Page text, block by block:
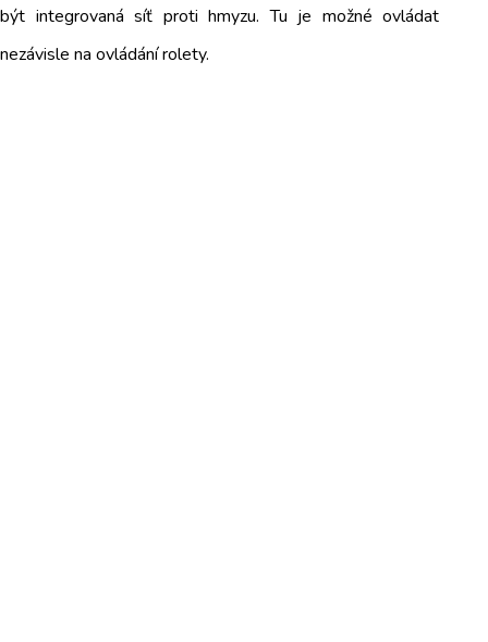
být integrovaná síť proti hmyzu. Tu je možné ovládat
nezávisle na ovládání rolety.